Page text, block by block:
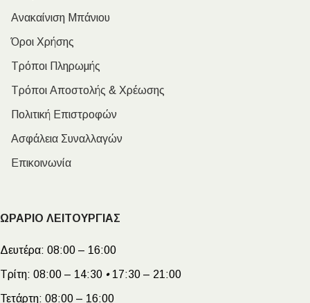
Ανακαίνιση Μπάνιου
Όροι Χρήσης
Τρόποι Πληρωμής
Τρόποι Αποστολής & Χρέωσης
Πολιτική Επιστροφών
Ασφάλεια Συναλλαγών
Επικοινωνία
ΩΡΑΡΙΟ ΛΕΙΤΟΥΡΓΙΑΣ
Δευτέρα: 08:00 – 16:00
Τρίτη: 08:00 – 14:30 •17:30 – 21:00
Τετάρτη: 08:00 – 16:00